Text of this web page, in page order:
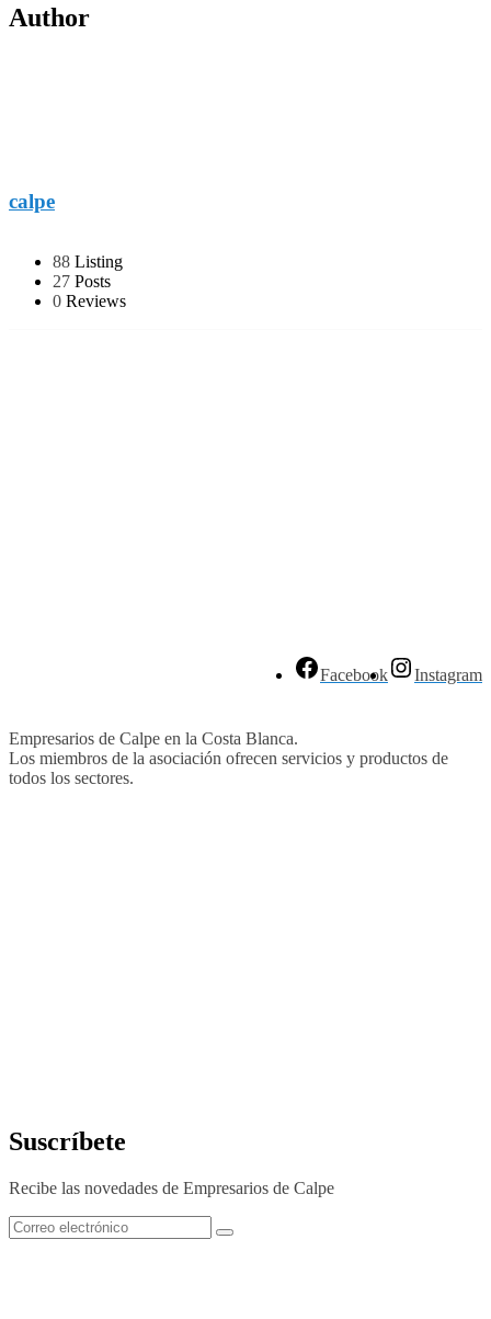
Author
calpe
88 Listing
27 Posts
0 Reviews
Facebook Instagram
Empresarios de Calpe en la Costa Blanca.
Los miembros de la asociación ofrecen servicios y productos de
todos los sectores.
Suscríbete
Recibe las novedades de Empresarios de Calpe